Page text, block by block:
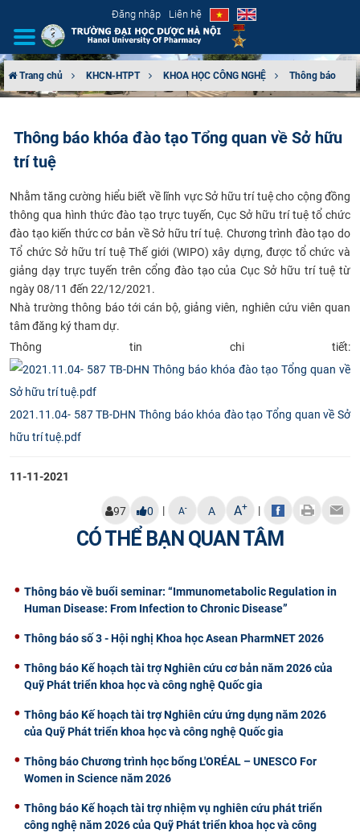
Đăng nhập Liên hệ
CƠ CẤU TỔ CHỨC
ĐÀO TẠO
ĐẢM BẢO CHẤT LƯỢNG
KHOA HỌC CÔNG NGHỆ
HTQT
CỰU NGƯỜI HỌC
Trang chủ KHCN-HTPT KHOA HỌC CÔNG NGHỆ Thông báo
Thông báo khóa đào tạo Tổng quan về Sở hữu
trí tuệ
Nhằm tăng cường hiểu biết về lĩnh vực Sở hữu trí tuệ cho cộng đồng
thông qua hình thức đào tạo trực tuyến, Cục Sở hữu trí tuệ tổ chức
đào tạo kiến thức cơ bản về Sở hữu trí tuệ. Chương trình đào tạo do
Tổ chức Sở hữu trí tuệ Thế giới (WIPO) xây dựng, được tổ chức và
giảng dạy trực tuyến trên cổng đào tạo của Cục Sở hữu trí tuệ từ
ngày 08/11 đến 22/12/2021.
Nhà trường thông báo tới cán bộ, giảng viên, nghiên cứu viên quan
tâm đăng ký tham dự.
​Thông tin chi tiết:
2021.11.04- 587 TB-DHN Thông báo khóa đào tạo Tổng quan về Sở
hữu trí tuệ.pdf
11-11-2021
97 0 | A- A A+ |
CÓ THỂ BẠN QUAN TÂM
Thông báo về buổi seminar: “Immunometabolic Regulation in
Human Disease: From Infection to Chronic Disease”
Thông báo số 3 - Hội nghị Khoa học Asean PharmNET 2026
Thông báo Kế hoạch tài trợ Nghiên cứu cơ bản năm 2026 của
Quỹ Phát triển khoa học và công nghệ Quốc gia
Thông báo Kế hoạch tài trợ Nghiên cứu ứng dụng năm 2026
của Quỹ Phát triển khoa học và công nghệ Quốc gia
Thông báo Chương trình học bổng L'ORÉAL – UNESCO For
Women in Science năm 2026
Thông báo Kế hoạch tài trợ nhiệm vụ nghiên cứu phát triển
công nghệ năm 2026 của Quỹ Phát triển khoa học và công